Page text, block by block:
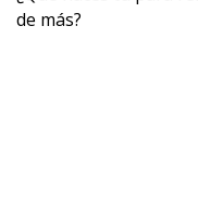
de más?